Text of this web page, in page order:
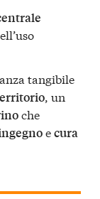
tangibile
, un
che
ecura